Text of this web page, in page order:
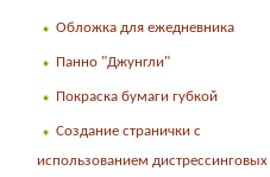
Обложка для ежедневника
Панно "Джунгли"
Покраска бумаги губкой
Создание странички с
использованием дистрессинговых